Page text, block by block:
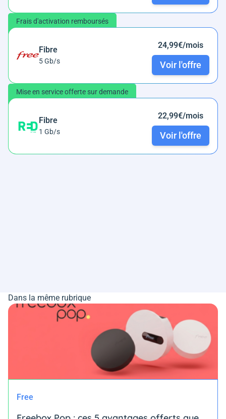
Frais d'activation remboursés
Fibre
5 Gb/s
24,99€/mois
Voir l'offre
Mise en service offerte sur demande
Fibre
1 Gb/s
22,99€/mois
Voir l'offre
Dans la même rubrique
Free